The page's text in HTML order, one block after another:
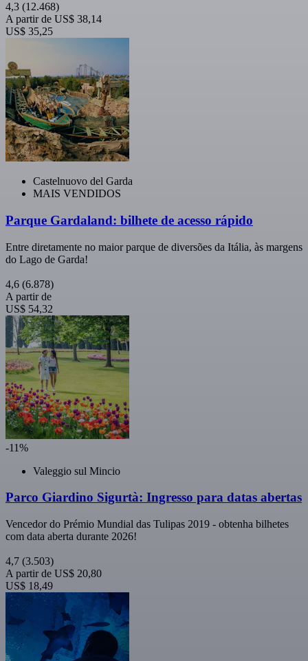
4,3 (12.468)
A partir de US$ 38,14
US$ 35,25
Castelnuovo del Garda
MAIS VENDIDOS
Parque Gardaland: bilhete de acesso rápido
Entre diretamente no maior parque de diversões da Itália, às margens
do Lago de Garda!
4,6 (6.878)
A partir de
US$ 54,32
-11%
Valeggio sul Mincio
Parco Giardino Sigurtà: Ingresso para datas abertas
Vencedor do Prémio Mundial das Tulipas 2019 - obtenha bilhetes
com data aberta durante 2026!
4,7 (3.503)
A partir de US$ 20,80
US$ 18,49